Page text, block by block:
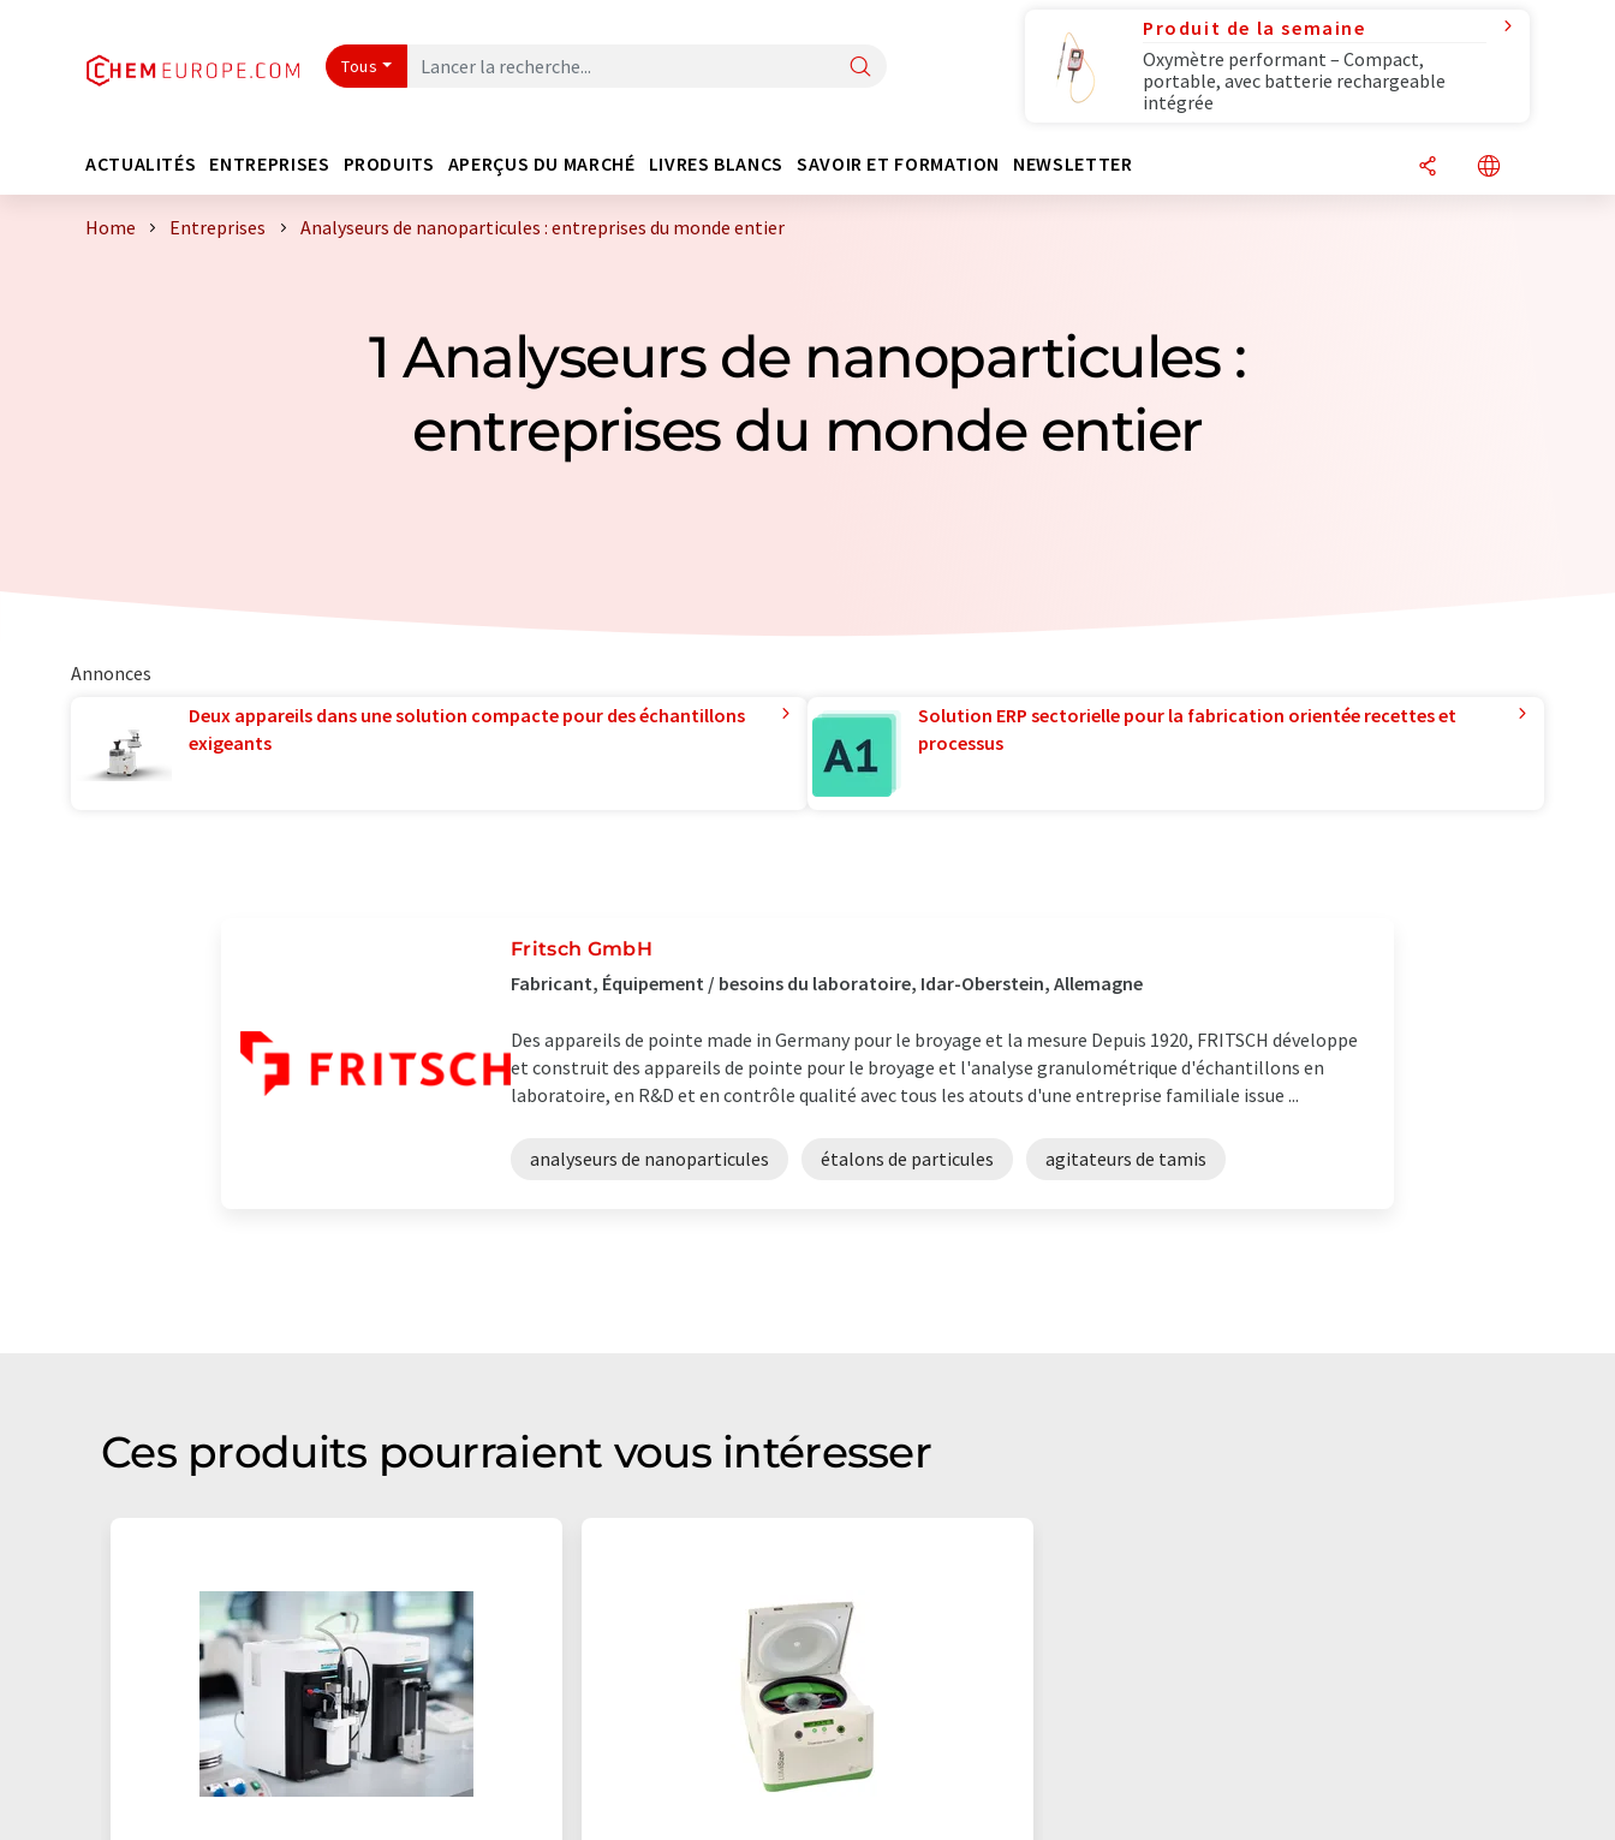
Tous
Produit de la semaine
Oxymètre performant – Compact,
portable, avec batterie rechargeable
intégrée
ACTUALITÉS ENTREPRISES PRODUITS APERÇUS DU MARCHÉ LIVRES BLANCS SAVOIR ET FORMATION NEWSLETTER
Home Entreprises Analyseurs de nanoparticules : entreprises du monde entier
1 Analyseurs de nanoparticules :
entreprises du monde entier
Annonces
Deux appareils dans une solution compacte pour des échantillons
exigeants
Solution ERP sectorielle pour la fabrication orientée recettes et
processus
Fritsch GmbH
Fabricant, Équipement / besoins du laboratoire, Idar-Oberstein, Allemagne
Des appareils de pointe made in Germany pour le broyage et la mesure Depuis 1920, FRITSCH développe
et construit des appareils de pointe pour le broyage et l'analyse granulométrique d'échantillons en
laboratoire, en R&D et en contrôle qualité avec tous les atouts d'une entreprise familiale issue ...
analyseurs de nanoparticules étalons de particules agitateurs de tamis
Ces produits pourraient vous intéresser